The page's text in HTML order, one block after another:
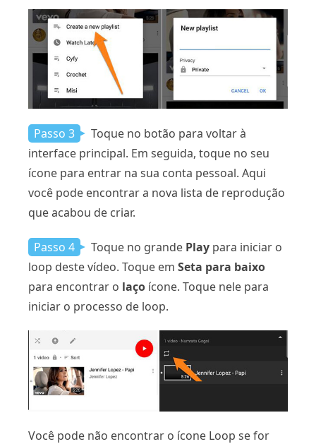
Passo 3
Toque no botão para voltar à
interface principal. Em seguida, toque no seu
ícone para entrar na sua conta pessoal. Aqui
você pode encontrar a nova lista de reprodução
que acabou de criar.
Passo 4 Toque no grande Play para iniciar o
loop deste vídeo. Toque em Seta para baixo
para encontrar o laço ícone. Toque nele para
iniciar o processo de loop.
Você pode não encontrar o ícone Loop se for